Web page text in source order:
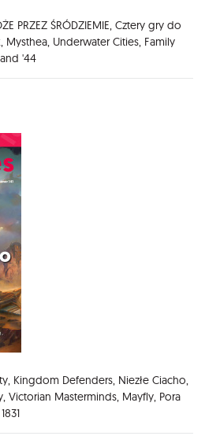
PRZEZ ŚRÓDZIEMIE, Cztery gry do
Mysthea, Underwater Cities, Family
'44
Kingdom Defenders, Niezłe Ciacho,
Victorian Masterminds, Mayfly, Pora